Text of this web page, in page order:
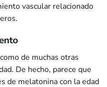
vascular relacionado
de muchas otras
De hecho, parece que
de melatonina con la edad